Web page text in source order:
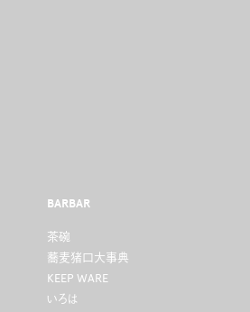
BARBAR
茶碗
蕎麦猪口大事典
KEEP WARE
いろは